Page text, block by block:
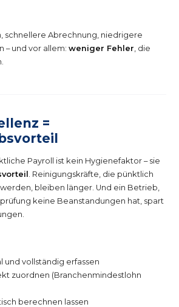
schnellere Abrechnung, niedrigere
– und vor allem: weniger Fehler , die
=
Payroll ist kein Hygienefaktor – sie
. Reinigungskräfte, die pünktlich
bleiben länger. Und ein Betrieb,
keine Beanstandungen hat, spart
und vollständig erfassen
zuordnen (Branchenmindestlohn
berechnen lassen